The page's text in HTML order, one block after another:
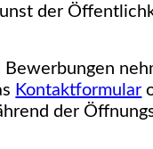
der
Bewerbungen
Kontaktformular
der